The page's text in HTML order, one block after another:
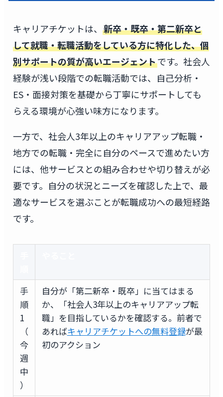
キャリアチケットは、 新卒・既卒・第二新卒と
して就職・転職活動をしている方に特化した、個
別サポートの質が高いエージェントです。社会人
経験が浅い段階での転職活動では、自己分析・
ES・面接対策を基礎から丁寧にサポートしても
らえる環境が心強い味方になります。
一方で、社会人3年以上のキャリアアップ転職・
地方での転職・完全に自分のペースで進めたい方
には、他サービスとの組み合わせや切り替えが必
要です。自分の状況とニーズを確認した上で、最
適なサービスを選ぶことが転職成功への最短経路
です。
手
順
1
（
今
週
中
）
自分が「第二新卒・既卒」に当てはまる
か、「社会人3年以上のキャリアアップ転
職」を目指しているかを確認する。前者で
あればキャリアチケットへの無料登録が最
初のアクション